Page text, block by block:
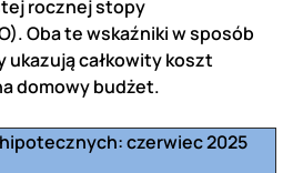
rocznej stopy
Oba te wskaźniki w sposób
całkowity koszt
domowy budżet.
czerwiec 2025